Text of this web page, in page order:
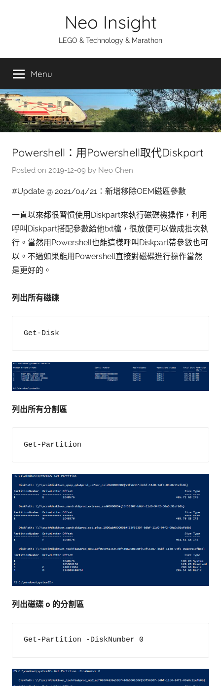
Neo Insight
LEGO & Technology & Marathon
Menu
Powershell：用Powershell取代Diskpart
Posted on 2019-12-09 by Neo Chen
#Update @ 2021/04/21：新增移除OEM磁區參數
一直以來都很習慣使用Diskpart來執行磁碟機操作，利用
呼叫Diskpart搭配參數給他txt檔，很放便可以做成批次執
行。當然用Powershell也能這樣呼叫Diskpart帶參數也可
以。不過如果能用Powershell直接對磁碟進行操作當然
是更好的。
列出所有磁碟
Get-Disk
列出所有分割區
Get-Partition
列出磁碟 0 的分割區
Get-Partition -DiskNumber 0